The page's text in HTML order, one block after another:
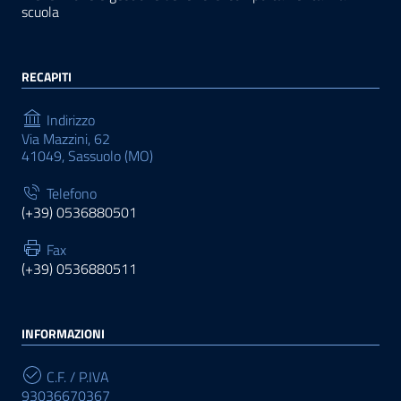
scuola
RECAPITI
Indirizzo
Via Mazzini, 62
41049, Sassuolo (MO)
Telefono
(+39) 0536880501
Fax
(+39) 0536880511
INFORMAZIONI
C.F. / P.IVA
93036670367